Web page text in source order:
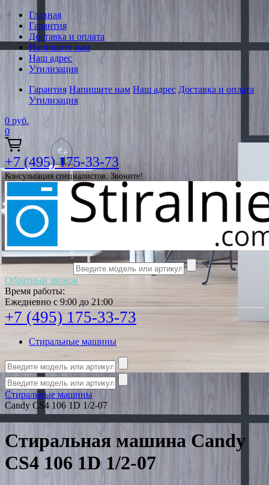
Главная
Гарантия
Доставка и оплата
Напишите нам
Наш адрес
Утилизация
Гарантия Напишите нам Наш адрес Доставка и оплата
Утилизация
0 руб.
0
+7 (495) 175-33-73
Консультация специалистов. Звоните!
Обратный звонок
Время работы:
Ежедневно с 9:00 до 21:00
+7 (495) 175-33-73
Стиральные машины
Стиральные машины
Candy CS4 106 1D 1/2-07
Стиральная машина Candy
CS4 106 1D 1/2-07